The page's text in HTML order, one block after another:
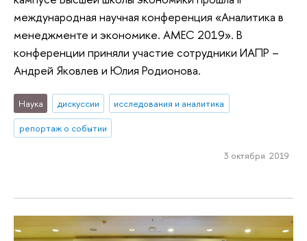
международная научная конференция «Аналитика в
менеджменте и экономике. AMEC 2019». В
конференции приняли участие сотрудники ИАПР –
Андрей Яковлев и Юлия Родионова.
Наука дискуссии
исследования и аналитика
репортаж о событии
3 октября 2019